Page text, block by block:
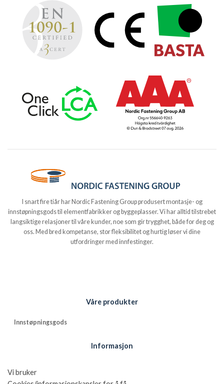
I snart fire tiår har Nordic Fastening Group produsert montasje- og
innstøpningsgods til elementfabrikker og byggeplasser. Vi har alltid tilstrebet
langsiktige relasjoner til våre kunder, noe som gir trygghet, både for deg og
oss. Med bred kompetanse, stor fleksibilitet og hurtig løser vi dine
utfordringer med innfestinger.
Våre produkter
Innstøpningsgods
Informasjon
Vi bruker